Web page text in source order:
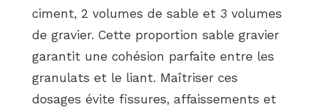
ciment, 2 volumes de sable et 3 volumes
de gravier. Cette proportion sable gravier
garantit une cohésion parfaite entre les
granulats et le liant. Maîtriser ces
dosages évite fissures, affaissements et